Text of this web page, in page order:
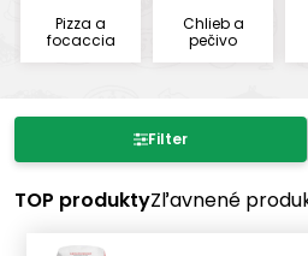
Pizza a
focaccia
Chlieb a
pečivo
Filter produktov
Cena
Filter
TOP produktyZľavnené